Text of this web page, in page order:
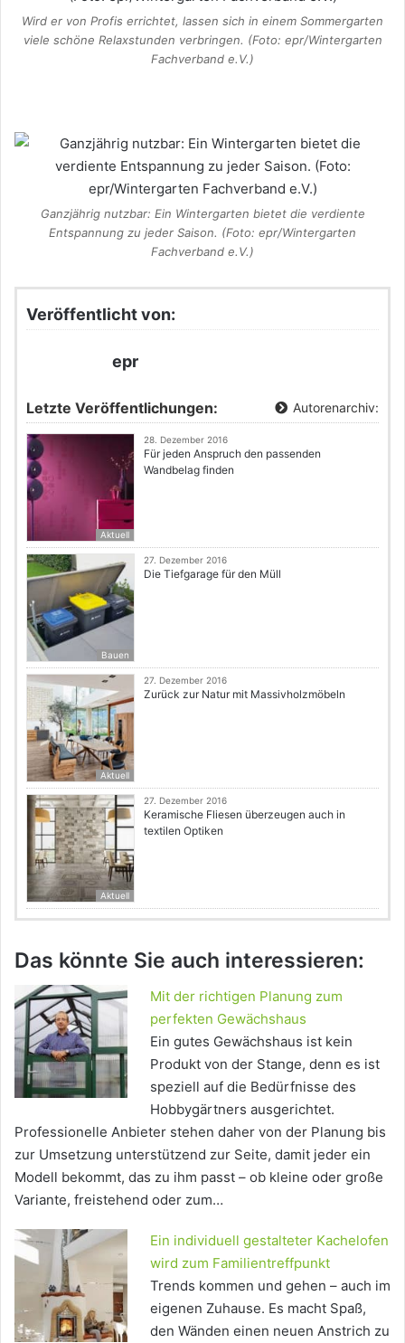
Wird er von Profis errichtet, lassen sich in einem Sommergarten
viele schöne Relaxstunden verbringen. (Foto: epr/Wintergarten
Fachverband e.V.)
Ganzjährig nutzbar: Ein Wintergarten bietet die verdiente
Entspannung zu jeder Saison. (Foto: epr/Wintergarten
Fachverband e.V.)
Veröffentlicht von:
epr
Letzte Veröffentlichungen: Autorenarchiv:
Aktuell
28. Dezember 2016
Für jeden Anspruch den passenden
Wandbelag finden
Bauen
27. Dezember 2016
Die Tiefgarage für den Müll
Aktuell
27. Dezember 2016
Zurück zur Natur mit Massivholzmöbeln
Aktuell
27. Dezember 2016
Keramische Fliesen überzeugen auch in
textilen Optiken
Das könnte Sie auch interessieren:
Mit der richtigen Planung zum
perfekten Gewächshaus
Ein gutes Gewächshaus ist kein
Produkt von der Stange, denn es ist
speziell auf die Bedürfnisse des
Hobbygärtners ausgerichtet.
Professionelle Anbieter stehen daher von der Planung bis
zur Umsetzung unterstützend zur Seite, damit jeder ein
Modell bekommt, das zu ihm passt – ob kleine oder große
Variante, freistehend oder zum…
Ein individuell gestalteter Kachelofen
wird zum Familientreffpunkt
Trends kommen und gehen – auch im
eigenen Zuhause. Es macht Spaß,
den Wänden einen neuen Anstrich zu